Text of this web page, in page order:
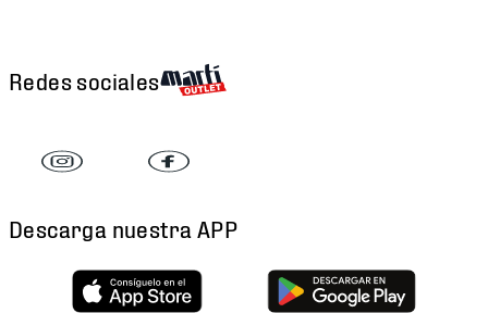
Redes sociales
Descarga nuestra APP